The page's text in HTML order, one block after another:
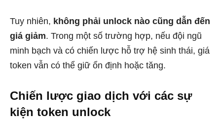
Tuy nhiên, không phải unlock nào cũng dẫn đến
giá giảm. Trong một số trường hợp, nếu đội ngũ
minh bạch và có chiến lược hỗ trợ hệ sinh thái, giá
token vẫn có thể giữ ổn định hoặc tăng.
Chiến lược giao dịch với các sự
kiện token unlock